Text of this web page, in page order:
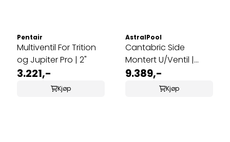
Pentair
Multiventil For Trition
og Jupiter Pro | 2"
3.221,-
Kjøp
AstralPool
Cantabric Side
Montert U/Ventil |
Ø400
9.389,-
Kjøp